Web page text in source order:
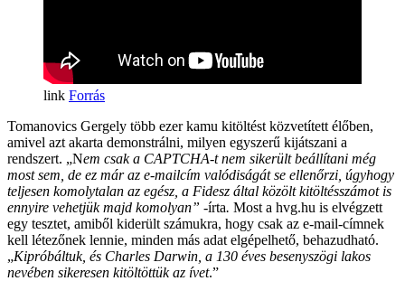
Forrás
Tomanovics Gergely több ezer kamu kitöltést közvetített élőben,
amivel azt akarta demonstrálni, milyen egyszerű kijátszani a
rendszert. „Nem csak a CAPTCHA-t nem sikerült beállítani még
most sem, de ez már az e-mailcím valódiságát se ellenőrzi, úgyhogy
teljesen komolytalan az egész, a Fidesz által közölt kitöltésszámot is
ennyire vehetjük majd komolyan” -írta. Most a hvg.hu is elvégzett
egy tesztet, amiből kiderült számukra, hogy csak az e-mail-címnek
kell létezőnek lennie, minden más adat elgépelhető, behazudható.
„Kipróbáltuk, és Charles Darwin, a 130 éves besenyszögi lakos
nevében sikeresen kitöltöttük az ívet.”